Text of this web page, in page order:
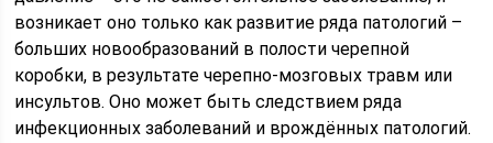
возникает оно только как развитие ряда патологий –
больших новообразований в полости черепной
коробки, в результате черепно-мозговых травм или
инсультов. Оно может быть следствием ряда
инфекционных заболеваний и врождённых патологий.